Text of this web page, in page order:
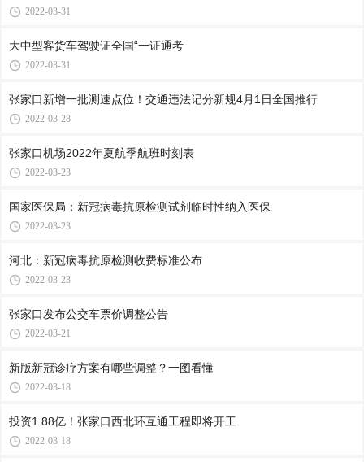
2022-03-31
大中型客货车驾驶证全国“一证通考
2022-03-31
张家口新增一批测速点位！交通违法记分新规4月1日全国推行
2022-03-28
张家口机场2022年夏航季航班时刻表
2022-03-23
国家医保局：新冠病毒抗原检测试剂临时性纳入医保
2022-03-23
河北：新冠病毒抗原检测收费标准公布
2022-03-23
张家口发布公交车票价调整公告
2022-03-21
新版新冠诊疗方案有哪些调整？一图看懂
2022-03-18
投资1.88亿！张家口西北环互通工程即将开工
2022-03-18